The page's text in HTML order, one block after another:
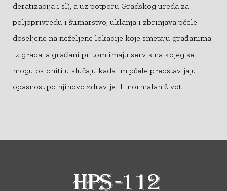
deratizacija i sl), a uz potporu Gradskog ureda za
poljoprivredu i šumarstvo, uklanja i zbrinjava pčele
doseljene na neželjene lokacije koje smetaju građanima
iz grada, a građani pritom imaju servis na kojeg se
mogu osloniti u slučaju kada im pčele predstavljaju
opasnost po njihovo zdravlje ili normalan život.